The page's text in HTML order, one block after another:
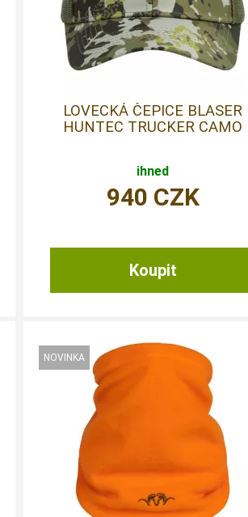
LOVECKÁ ČEPICE BLASER
HUNTEC TRUCKER CAMO
ihned
940 CZK